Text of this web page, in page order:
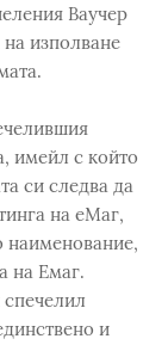
Ваучер
на изполване
имейл с който
си следва да
на еМаг,
наименование,
на Емаг.
спечелил
и